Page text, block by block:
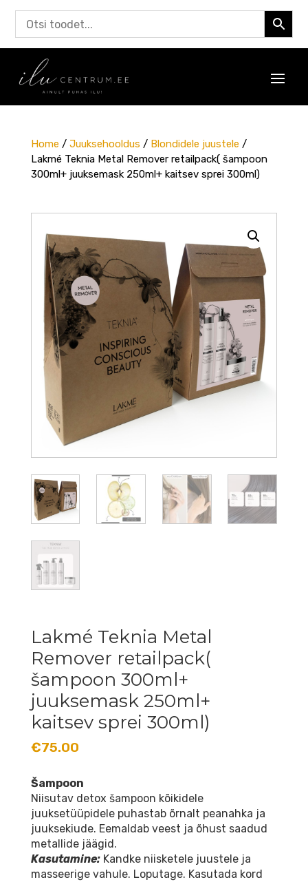
Home / Juuksehooldus / Blondidele juustele /
Lakmé Teknia Metal Remover retailpack( šampoon
300ml+ juuksemask 250ml+ kaitsev sprei 300ml)
Lakmé Teknia Metal
Remover retailpack(
šampoon 300ml+
juuksemask 250ml+
kaitsev sprei 300ml)
€75.00
Šampoon
Niisutav detox šampoon kõikidele
juuksetüüpidele puhastab õrnalt peanahka ja
juuksekiude. Eemaldab veest ja õhust saadud
metallide jäägid.
Kasutamine:Kandke niisketele juustele ja
masseerige vahule. Loputage. Kasutada kord